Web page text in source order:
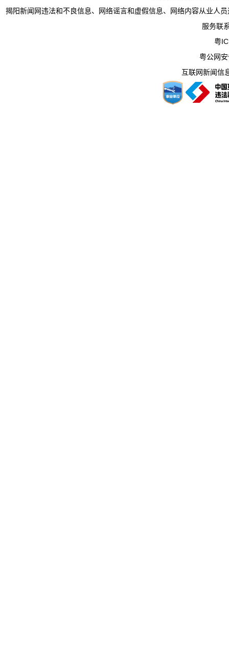
揭阳新闻网违法和不良信息、网络谣言和虚假信息、网络内容从业人
服务联
粤
粤公网
互联网新闻信